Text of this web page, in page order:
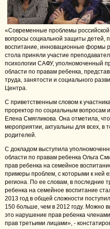
«Современные проблемы российской
вопросы социальной защиты детей,
воспитание, инновационные формы
стола приняли участие
психологии САФУ, уполномоченный
области по правам ребенка,
труда, занятости и социального
Центра.
С приветственным словом к
проректор по социальным вопросам
Елена Смягликова. Она отметила,
мероприятии, актуальны для всех, в
родителей.
С докладом выступила
области по правам ребенка Ольга
прав ребенка на семейное
примеры проблем, с которыми к ней
региона. По ее словам, в последние
ребенка на семейное воспитание
2013 год в общей сложности
150 больше, чем в 2012 году. Можно
это нарушение прав ребенка
прав третьими лицами», -